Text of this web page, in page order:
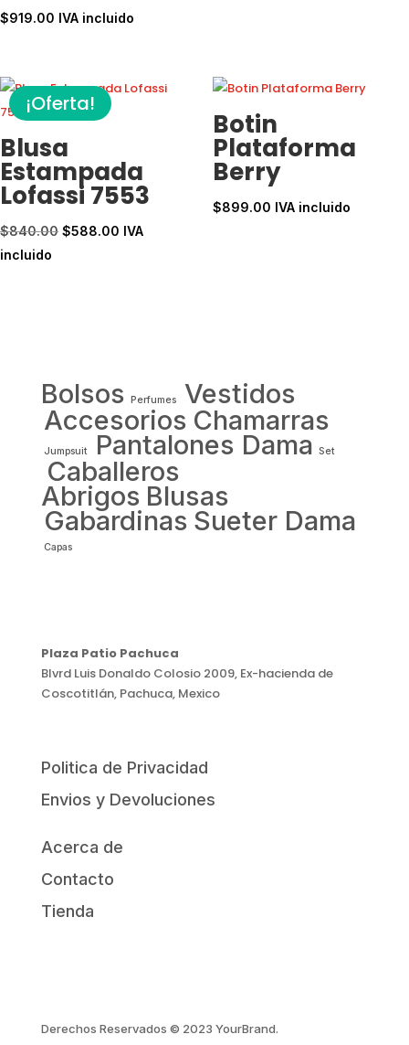
$919.00 IVA incluido
¡Oferta!
Blusa
Estampada
Lofassi 7553
$840.00 El
$588.00 El
IVA
incluido
Botin
Plataforma
Berry
$899.00 IVA incluido
Bolsos Perfumes
Vestidos
Accesorios Chamarras
Jumpsuit Pantalones Dama Set
Caballeros
Abrigos Blusas
Gabardinas Sueter Dama
Capas
Plaza Patio Pachuca
Blvrd Luis Donaldo Colosio 2009, Ex-hacienda de
Coscotitlán, Pachuca, Mexico
Politica de Privacidad
Envios y Devoluciones
Acerca de
Contacto
Tienda
Derechos Reservados © 2023 YourBrand.